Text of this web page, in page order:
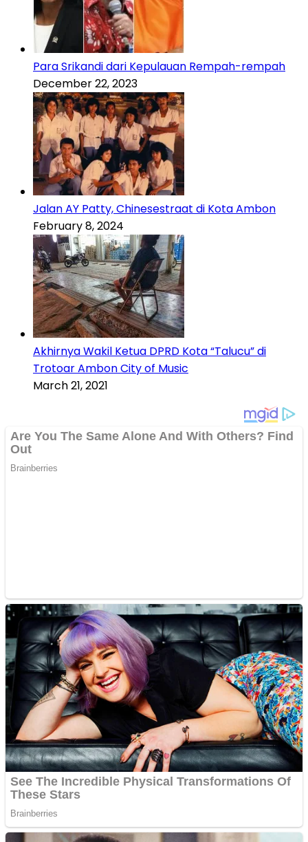
Para Srikandi dari Kepulauan Rempah-rempah
December 22, 2023
Jalan AY Patty, Chinesestraat di Kota Ambon
February 8, 2024
Akhirnya Wakil Ketua DPRD Kota “Talucu” di
Trotoar Ambon City of Music
March 21, 2021